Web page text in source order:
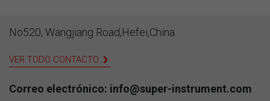
No520, Wangjiang Road,Hefei,China
VER TODO CONTACTO
Correo electrónico: info@super-instrument.com